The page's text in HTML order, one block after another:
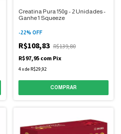
Creatina Pura 150g - 2 Unidades -
Ganhe 1 Squeeze
-22% OFF
R$108,83 R$139,80
R$97,95 com Pix
4xde R$29,92